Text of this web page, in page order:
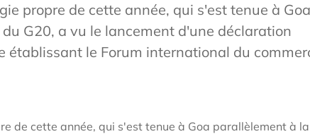
propre de cette année, qui s'est tenue à
G20, a vu le lancement d'une déclaration
le Forum international du
de cette année, qui s'est tenue à Goa parallèlement à